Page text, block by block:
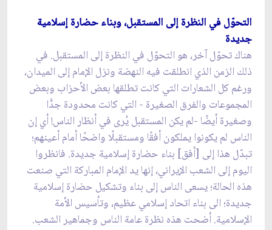
التحوّل في النظرة إلى المستقبل، وبناء حضارة إسلامية
جديدة
هناك تحوّل آخر، هو التحوّل في النظرة إلى المستقبل. في
ذلك الزمن الذي انطلقت فيه النهضة ونزل الإمام إلى الميدان،
ورغم كل الشعارات التي كانت تطلقها بعض الأحزاب وبعض
المجموعات والفرق الصغيرة - التي كانت محدودة جدًّا
وصغيرة أيضًا -لم يكن المستقبل يُرى في أنظار الناس! أي إن
الناس لم يكونوا يملكون أفقًا ومستقبلًا واضحًا أمام أعينهم؛
تبدّل هذا إلى [أفق] بناء حضارة إسلامية جديدة. فانظروا
اليوم إلى الشعب الإيراني، إنها يد الإمام المباركة التي صنعت
هذه الحالة؛ يسعى الناس إلى بناء وتشكيل حضارة إسلامية
جديدة؛ الى بناء اتحاد إسلامي عظيم، وتأسيس الأمة
الإسلامية. أضحت هذه نظرة عامة الناس وجماهير الشعب.